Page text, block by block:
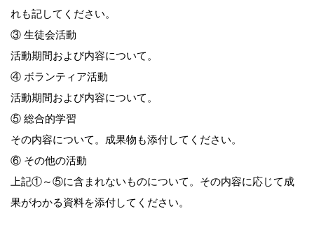
れも記してください。
③ 生徒会活動
活動期間および内容について。
④ ボランティア活動
活動期間および内容について。
⑤ 総合的学習
その内容について。成果物も添付してください。
⑥ その他の活動
上記①～⑤に含まれないものについて。その内容に応じて成
果がわかる資料を添付してください。